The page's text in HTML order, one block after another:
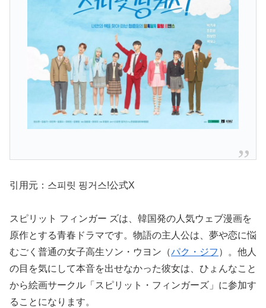
引用元：스피릿 핑거스!公式X
スピリット フィンガー ズは、韓国発の人気ウェブ漫画を
原作とする青春ドラマです。物語の主人公は、夢や恋に悩
むごく普通の女子高生ソン・ウヨン（パク・ジフ ）。他人
の目を気にして本音を出せなかった彼女は、ひょんなこと
から絵画サークル「スピリット・フィンガーズ」に参加す
ることになります。